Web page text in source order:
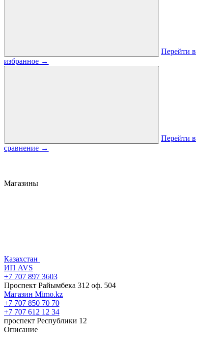
Перейти в
избранное →
Перейти в
сравнение →
Магазины
Казахстан
ИП AVS
+7 707 897 3603
Проспект Райымбека 312 оф. 504
Магазин Mimo.kz
+7 707 850 70 70
+7 707 612 12 34
проспект Республики 12
Описание